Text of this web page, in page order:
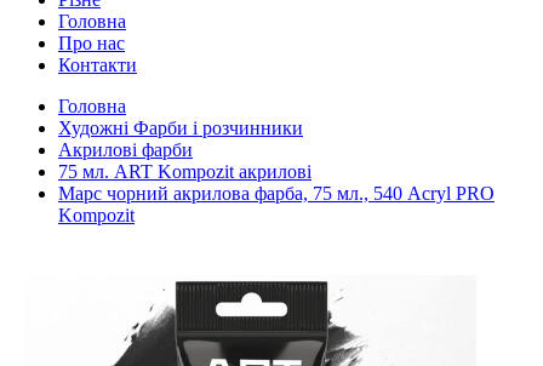
Головна
Про нас
Контакти
Головна
Художні Фарби і розчинники
Акрилові фарби
75 мл. ART Kompozit акрилові
Марс чорний акрилова фарба, 75 мл., 540 Acryl PRO
Kompozit